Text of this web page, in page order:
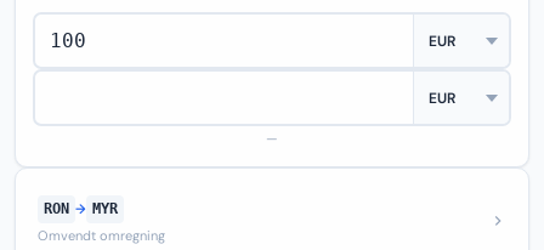
—
RON → MYR
Omvendt omregning